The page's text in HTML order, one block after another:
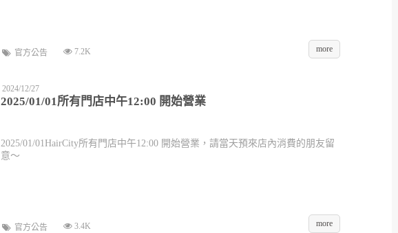
官方公告 7.2K more
2024/12/27
2025/01/01所有門店中午12:00 開始營業
2025/01/01HairCity所有門店中午12:00 開始營業，請當天預來店內消費的朋友留
意～
官方公告 3.4K more